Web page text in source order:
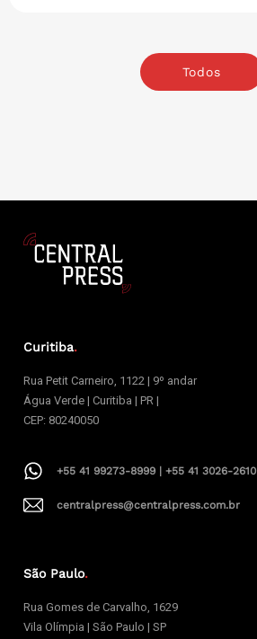
Todos
Curitiba.
Rua Petit Carneiro, 1122 | 9º andar
Água Verde | Curitiba | PR |
CEP: 80240050
+55 41 99273-8999 | +55 41 3026-2610
centralpress@centralpress.com.br
São Paulo.
Rua Gomes de Carvalho, 1629
Vila Olímpia | São Paulo | SP